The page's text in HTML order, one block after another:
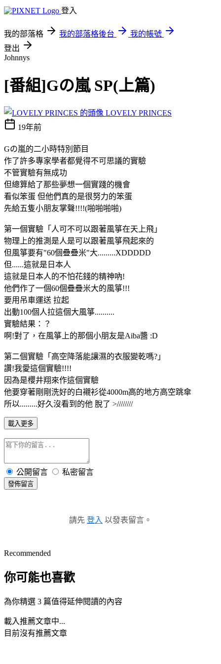
登入
我的部落格 我的部落格後台
我的帳號
登出
Johnnys
[番組]Gの嵐 SP(上篇)
LOVELY PRINCES
19年前
Gの嵐的二小時特別節目
作了許多專家學者都覺得不可思議的實驗
不管實驗有無成功
但總算給了那些夢想一個實踐的機會
看似笨蛋 但他們真的是很努力的笨蛋
先給五隻小朋友掌聲!!!!(啪啪啪啪)
第一個實驗「人可不可以跟著風箏在天上飛」
物理上的推測是人是可以跟著風箏飛起來的
但風箏要有"60個疊疊米"大.........XDDDDD
但......這就是日本人
這就是日本人的不怕花錢的精神吶!
他們作了一個60個疊疊米大的風箏!!!
要用吊車運送 拉起
出動100個人拉這個大風箏..........
實驗結果：？
啊!對了，在風箏上的那個小朋友是Aiba醬 :D
第二個實驗「高空降落能讓濕的衣服變乾嗎?」
讚!我愛這個實驗!!!!
因為是櫻井翔來作這個實驗
他要穿著剛剛洗好的白襯衫從4000m高的地方高空跳傘
所以.........好久沒看到的他 脫了 >////////
載入更多
公開留言 私密留言
發佈留言
請先 登入 以發表留言。
Recommended
你可能也喜歡
為你精選 3 篇值得延伸閱讀的內容
載入推薦文章中...
目前沒有推薦文章